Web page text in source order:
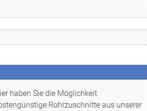
haben Sie die Möglichkeit
Rohrzuschnitte aus unserer